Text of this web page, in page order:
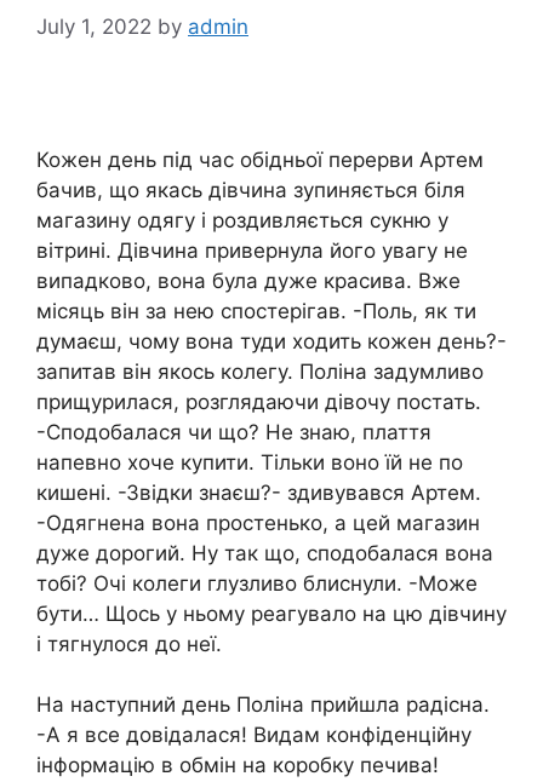
July 1, 2022 by admin
Кожен день під час обідньої перерви Артем
бачив, що якась дівчина зупиняється біля
магазину одягу і роздивляється сукню у
вітрині. Дівчина привернула його увагу не
випадково, вона була дуже красива. Вже
місяць він за нею спостерігав. -Поль, як ти
думаєш, чому вона туди ходить кожен день?-
запитав він якось колегу. Поліна задумливо
прищурилася, розглядаючи дівочу постать.
-Сподобалася чи що? Не знаю, плаття
напевно хоче купити. Тільки воно їй не по
кишені. -Звідки знаєш?- здивувався Артем.
-Одягнена вона простенько, а цей магазин
дуже дорогий. Ну так що, сподобалася вона
тобі? Очі колеги глузливо блиснули. -Може
бути… Щось у ньому реагувало на цю дівчину
і тягнулося до неї.
На наступний день Поліна прийшла радісна.
-А я все довідалася! Видам конфіденційну
інформацію в обмін на коробку печива!